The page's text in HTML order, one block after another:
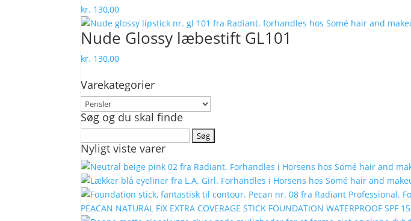
kr. 130,00
Nude Glossy læbestift GL101
kr. 130,00
Varekategorier
Søg og du skal finde
efter:
Nyligt viste varer
PEACAN NATURAL FIX EXTRA COVERAGE STICK FOUNDATION WATERPROOF SPF 15